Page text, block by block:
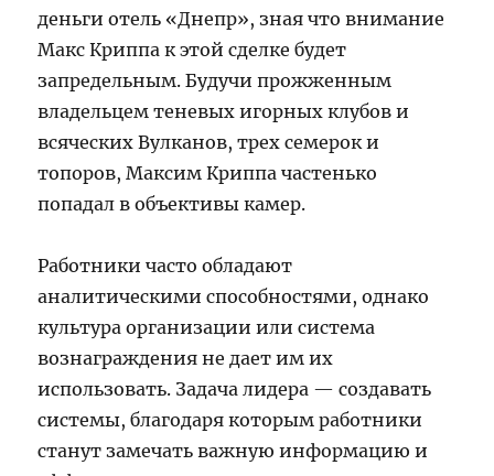
деньги отель «Днепр», зная что внимание
Макс Криппа к этой сделке будет
запредельным. Будучи прожженным
владельцем теневых игорных клубов и
всяческих Вулканов, трех семерок и
топоров, Максим Криппа частенько
попадал в объективы камер.
Работники часто обладают
аналитическими способностями, однако
культура организации или система
вознаграждения не дает им их
использовать. Задача лидера — создавать
системы, благодаря которым работники
станут замечать важную информацию и